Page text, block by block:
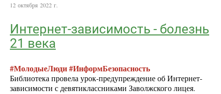
12 октября 2022 г.
Интернет-зависимость - болезнь
21 века
#МолодыеЛюди #ИнформБезопасность
Библиотека провела урок-предупреждение об Интернет-
зависимости с девятиклассниками Заволжского лицея.